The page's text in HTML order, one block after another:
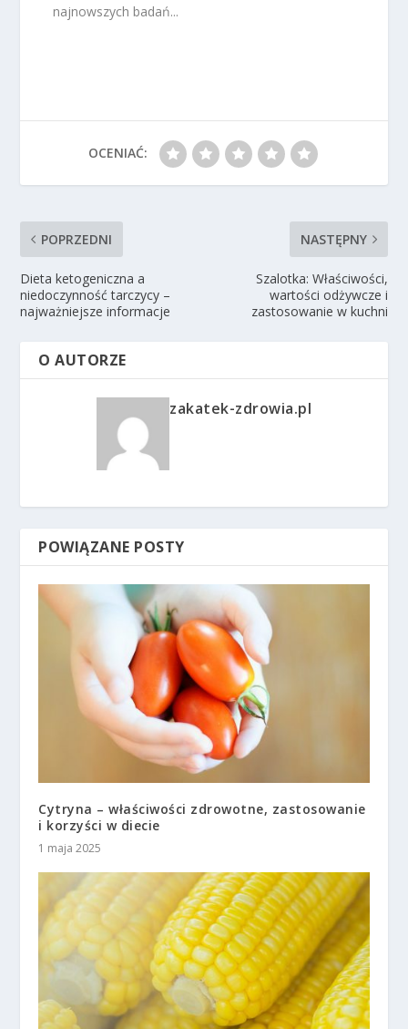
najnowszych badań...
OCENIAĆ:
POPRZEDNI
Dieta ketogeniczna a
niedoczynność tarczycy –
najważniejsze informacje
NASTĘPNY
Szalotka: Właściwości,
wartości odżywcze i
zastosowanie w kuchni
O AUTORZE
zakatek-zdrowia.pl
POWIĄZANE POSTY
Cytryna – właściwości zdrowotne, zastosowanie
i korzyści w diecie
1 maja 2025